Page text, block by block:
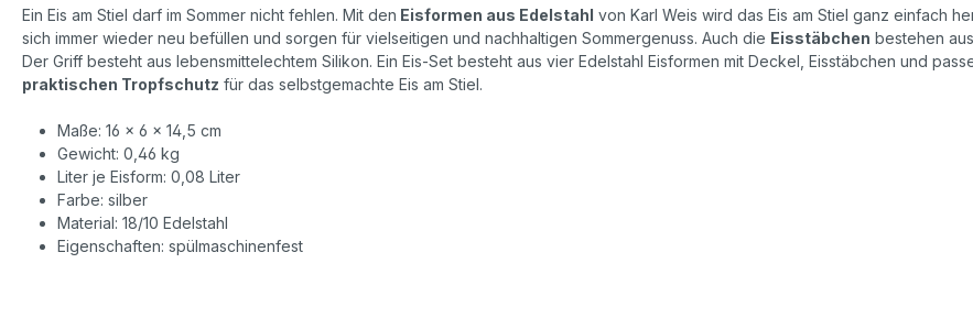
Ein Eis am Stiel darf im Sommer nicht fehlen. Mit den Eisformen aus Edelstahl von Karl Weis wird das Eis am Stiel ganz einfach
sich immer wieder neu befüllen und sorgen für vielseitigen und nachhaltigen Sommergenuss. Auch die Eisstäbchen bestehen
Der Griff besteht aus lebensmittelechtem Silikon. Ein Eis-Set besteht aus vier Edelstahl Eisformen mit Deckel, Eisstäbchen und
praktischen Tropfschutz für das selbstgemachte Eis am Stiel.
Maße: 16 x 6 x 14,5 cm
Gewicht: 0,46 kg
Liter je Eisform: 0,08 Liter
Farbe: silber
Material: 18/10 Edelstahl
Eigenschaften: spülmaschinenfest